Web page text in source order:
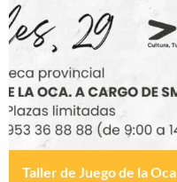
Taller de Juego de la Oca